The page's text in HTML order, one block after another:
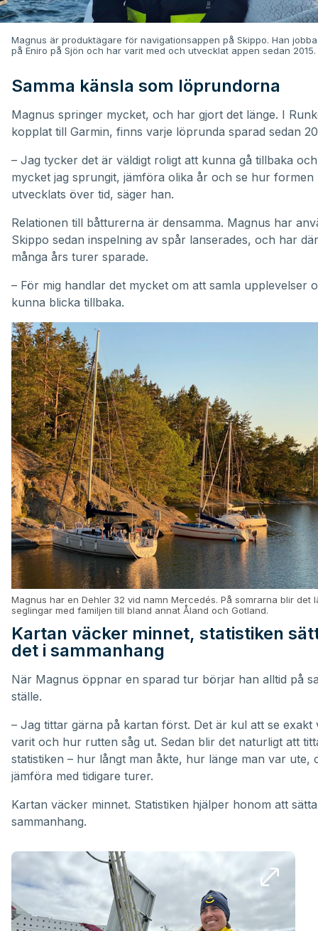
Magnus är produktägare för navigationsappen på Skippo. Han
på Eniro på Sjön och har varit med och utvecklat appen sedan 2015.
Samma känsla som löprundorna
Magnus springer mycket, och har gjort det länge. I
kopplat till Garmin, finns varje löprunda sparad sedan
– Jag tycker det är väldigt roligt att kunna gå tillbaka
mycket jag sprungit, jämföra olika år och se hur formen
utvecklats över tid, säger han.
Relationen till båtturerna är densamma. Magnus har
Skippo sedan inspelning av spår lanserades, och har
många års turer sparade.
– För mig handlar det mycket om att samla upplevelser
kunna blicka tillbaka.
Magnus har en Dehler 32 vid namn Mercedés. På somrarna blir det
seglingar med familjen till bland annat Åland och Gotland.
Kartan väcker minnet, statistiken
det i sammanhang
När Magnus öppnar en sparad tur börjar han alltid på
ställe.
– Jag tittar gärna på kartan först. Det är kul att se exakt
varit och hur rutten såg ut. Sedan blir det naturligt att
statistiken – hur långt man åkte, hur länge man var ute,
jämföra med tidigare turer.
Kartan väcker minnet. Statistiken hjälper honom att
sammanhang.